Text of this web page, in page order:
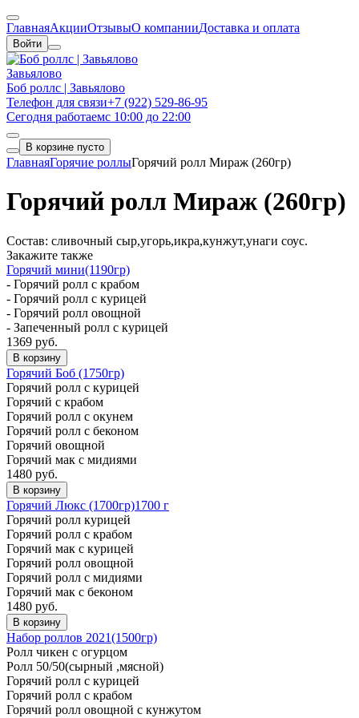
ГлавнаяАкцииОтзывыО компанииДоставка и оплата
Войти
Завьялово
Боб роллс | Завьялово
Телефон для связи+7 (922) 529-86-95
Сегодня работаемс 10:00 до 22:00
В корзине пусто
ГлавнаяГорячие роллыГорячий ролл Мираж (260гр)
Горячий ролл Мираж (260гр)
Состав: сливочный сыр,угорь,икра,кунжут,унаги соус.
Закажите также
Горячий мини(1190гр)
- Горячий ролл с крабом
- Горячий ролл с курицей
- Горячий ролл овощной
- Запеченный ролл с курицей
1369 руб.
В корзину
Горячий Боб (1750гр)
Горячий ролл с курицей
Горячий с крабом
Горячий ролл с окунем
Горячий ролл с беконом
Горячий овощной
Горячий мак с мидиями
1480 руб.
В корзину
Горячий Люкс (1700гр)1700 г
Горячий ролл курицей
Горячий ролл с крабом
Горячий мак с курицей
Горячий ролл овощной
Горячий ролл с мидиями
Горячий мак с беконом
1480 руб.
В корзину
Набор роллов 2021(1500гр)
Ролл чикен с огурцом
Ролл 50/50(сырный ,мясной)
Горячий ролл с курицей
Горячий ролл с крабом
Горячий ролл овощной с кунжутом